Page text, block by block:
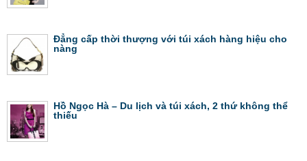
Đẳng cấp thời thượng với túi xách hàng hiệu cho
nàng
Hồ Ngọc Hà – Du lịch và túi xách, 2 thứ không thể
thiếu